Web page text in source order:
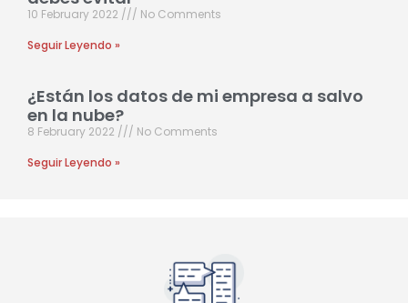
10 February 2022
No Comments
Seguir Leyendo »
¿Están los datos de mi empresa a salvo
en la nube?
8 February 2022
No Comments
Seguir Leyendo »